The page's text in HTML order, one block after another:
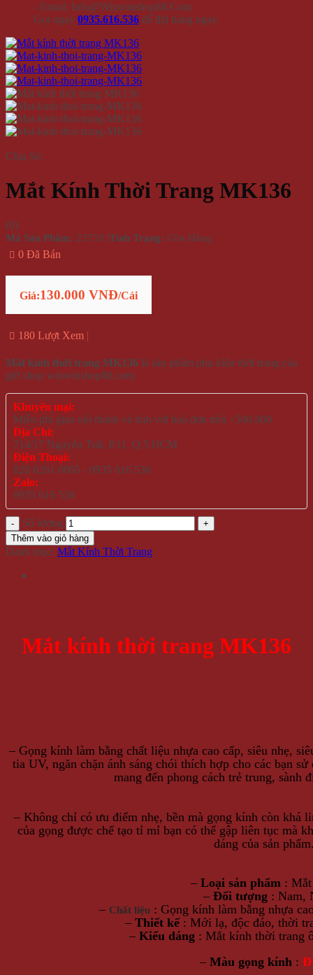
- Email: Info@Winwinshop88.Com
Gọi ngay 0935.616.536 để đặt hàng ngay.
Chia Sẻ:
Mắt Kính Thời Trang MK136
(0)
Mã Sản Phẩm: 23759 |Tình Trạng: Còn Hàng
0 Đã Bán
Giá:130.000 VNĐ/Cái
180 Lượt Xem
Mắt kính thời trang MK136 là sản phẩm phụ kiện thời trang của
gift shop winwinshop88.com
Khuyến mại:
Miễn phí giao nội thành và tỉnh với hoá đơn trên >500.000
Địa Chỉ:
714/17 Nguyễn Trãi, P.11, Q.5 HCM
Điện Thoại:
028 6261 0065 - 0935 616 536
Zalo:
0935 616 536
Số lượng
Thêm vào giỏ hàng
Danh mục: Mắt Kính Thời Trang
Mắt kính thời trang MK136
– Gọng kính làm bằng chất liệu nhựa cao cấp, siêu nhẹ,
tia UV, ngăn chặn ánh sáng chói thích hợp cho các bạn
mang đến phong cách trẻ trung, sành
– Không chỉ có ưu điểm nhẹ, bền mà gọng kính còn khá
của gọng được chế tạo tỉ mỉ bạn có thể gập liên tục mà
dáng của sản
– Loại sản phẩm :
– Đối tượng : Nam,
– Chất liệu : Gọng kính làm bằng nhựa
– Thiết kế : Mới lạ, độc đáo, thời
– Kiểu dáng : Mắt kính thời trang
– Màu gọng kính :